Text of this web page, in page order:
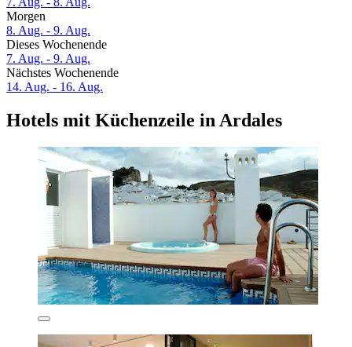
Morgen
8. Aug. - 9. Aug.
Dieses Wochenende
7. Aug. - 9. Aug.
Nächstes Wochenende
14. Aug. - 16. Aug.
Hotels mit Küchenzeile in Ardales